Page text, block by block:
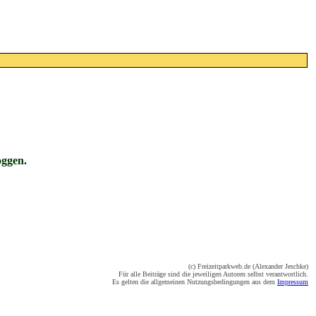
(c) Freizeitparkweb.de (Alexander Jeschke)
Für alle Beiträge sind die jeweiligen Autoren selbst verantwortlich.
Es gelten die allgemeinen Nutzungsbedingungen aus dem Impressum